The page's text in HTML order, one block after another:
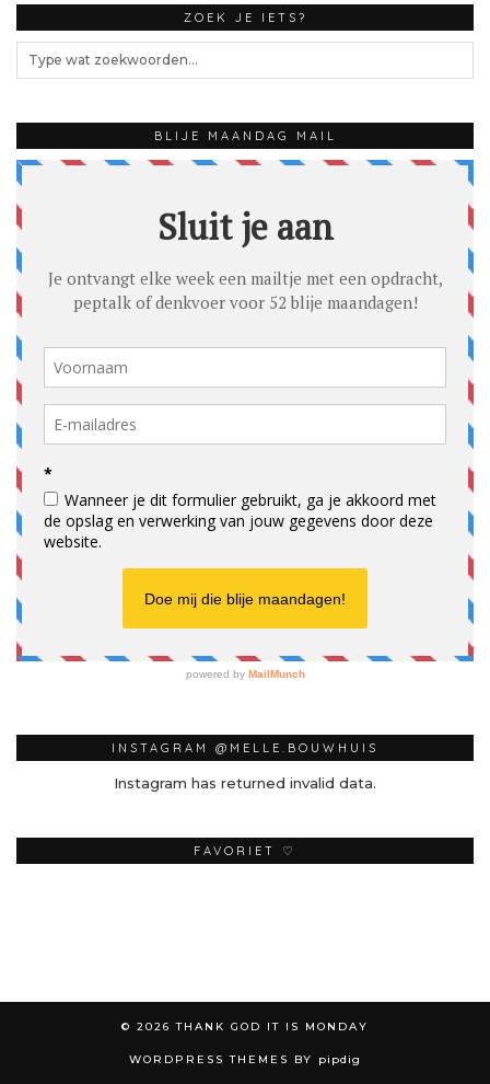
ZOEK JE IETS?
BLIJE MAANDAG MAIL
INSTAGRAM @MELLE.BOUWHUIS
Instagram has returned invalid data.
FAVORIET ♡
© 2026THANK GOD IT IS MONDAY
WORDPRESS THEMES BY pipdig